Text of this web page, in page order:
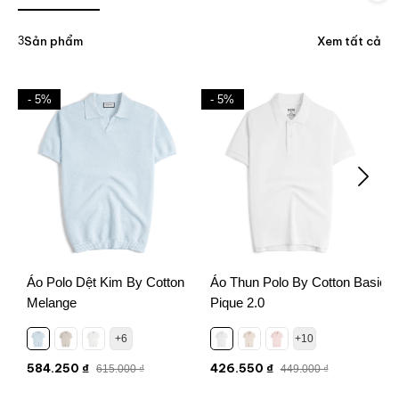
- 5%
+6
Áo Polo Dệt Kim By Cotton
Melange
584.250 ₫ 615.000 ₫
- 5%
+10
Áo Thun Polo By Cotton Basic
Pique 2.0
426.550 ₫ 449.000 ₫
Sản phẩm
3 Xem tất cả